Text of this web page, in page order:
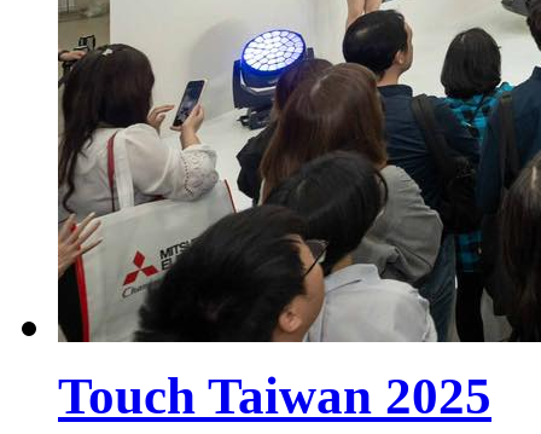
Touch Taiwan 2025